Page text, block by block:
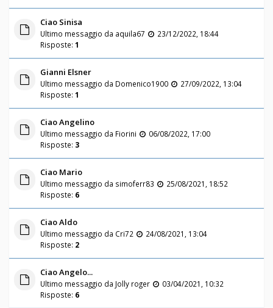
Ciao Sinisa
Ultimo messaggio da aquila67
23/12/2022, 18:44
Risposte: 1
Gianni Elsner
Ultimo messaggio da Domenico1900
27/09/2022, 13:04
Risposte: 1
Ciao Angelino
Ultimo messaggio da Fiorini
06/08/2022, 17:00
Risposte: 3
Ciao Mario
Ultimo messaggio da simoferr83
25/08/2021, 18:52
Risposte: 6
Ciao Aldo
Ultimo messaggio da Cri72
24/08/2021, 13:04
Risposte: 2
Ciao Angelo...
Ultimo messaggio da Jolly roger
03/04/2021, 10:32
Risposte: 6